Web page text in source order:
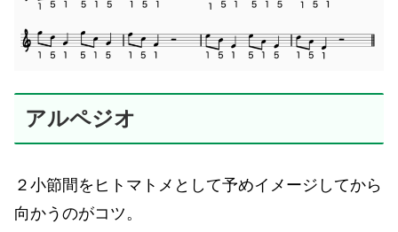
アルペジオ
２小節間をヒトマトメとして予めイメージしてから
向かうのがコツ。